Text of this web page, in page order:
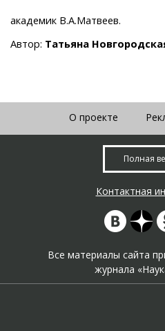
академик В.А.Матвеев.
Автор: Татьяна
О проекте
Полная
Контактная
Все материалы сайта
журнала